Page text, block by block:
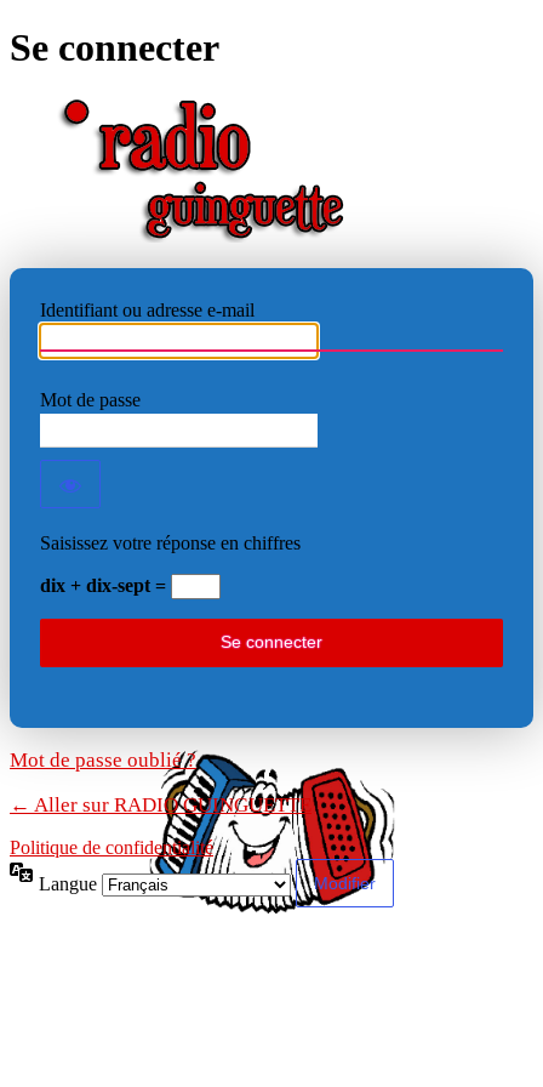
Se connecter
Identifiant ou adresse e-mail
Mot de passe
Saisissez votre réponse en chiffres
dix + dix-sept =
Mot de passe oublié ?
← Aller sur RADIO GUINGUETTE
Politique de confidentialité
Langue